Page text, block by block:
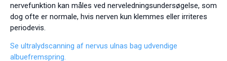
nervefunktion kan måles ved nerveledningsundersøgelse, som
dog ofte er normale, hvis nerven kun klemmes eller irriteres
periodevis.
Se ultralydscanning af nervus ulnas bag udvendige
albuefremspring.